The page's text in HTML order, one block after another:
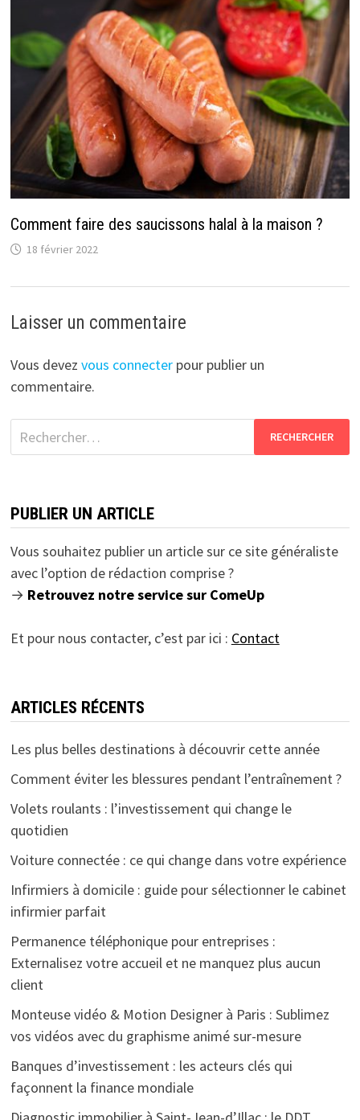
Comment faire des saucissons halal à la maison ?
18 février 2022
Laisser un commentaire
Vous devez vous connecterpour publier un
commentaire.
Rechercher :
PUBLIER UN ARTICLE
Vous souhaitez publier un article sur ce site généraliste
avec l’option de rédaction comprise ?
→ Retrouvez notre service sur ComeUp
Et pour nous contacter, c’est par ici : Contact
ARTICLES RÉCENTS
Les plus belles destinations à découvrir cette année
Comment éviter les blessures pendant l’entraînement ?
Volets roulants : l’investissement qui change le
quotidien
Voiture connectée : ce qui change dans votre expérience
Infirmiers à domicile : guide pour sélectionner le cabinet
infirmier parfait
Permanence téléphonique pour entreprises :
Externalisez votre accueil et ne manquez plus aucun
client
Monteuse vidéo & Motion Designer à Paris : Sublimez
vos vidéos avec du graphisme animé sur-mesure
Banques d’investissement : les acteurs clés qui
façonnent la finance mondiale